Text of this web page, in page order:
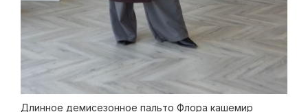
Длинное демисезонное пальто Флора кашемир